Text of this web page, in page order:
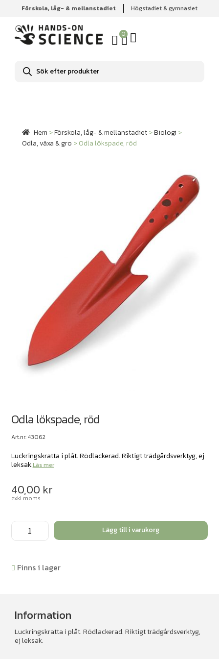
Förskola, låg- & mellanstadiet Högstadiet & gymnasiet
0
Produktsökning
Hem Förskola, låg- & mellanstadiet Biologi
Odla, växa
& gro
Odla lökspade, röd
Hem >Förskola, låg- & mellanstadiet>Biologi >
Odla, växa & gro >Odla lökspade, röd
Odla lökspade, röd
Art.nr: 43062
Luckringskratta i plåt. Rödlackerad. Riktigt trädgårdsverktyg, ej
leksak.Läs mer
40,00 kr
exkl moms
Odla
lökspade,
mängd
Lägg till i varukorg
Finns i lager
Information
Luckringskratta i plåt. Rödlackerad. Riktigt trädgårdsverktyg,
ej leksak.